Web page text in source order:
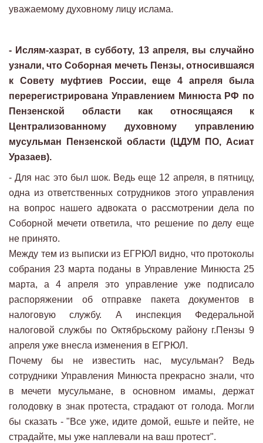
уважаемому духовному лицу ислама.
- Ислям-хазрат, в субботу, 13 апреля, вы случайно
узнали, что Соборная мечеть Пензы, относившаяся
к Совету муфтиев России, еще 4 апреля была
перерегистрирована Управлением Минюста РФ по
Пензенской области как относящаяся к
Централизованному духовному управлению
мусульман Пензенской области (ЦДУМ ПО, Асиат
Уразаев).
- Для нас это был шок. Ведь еще 12 апреля, в пятницу,
одна из ответственных сотрудников этого управления
на вопрос нашего адвоката о рассмотрении дела по
Соборной мечети ответила, что решение по делу еще
не принято.
Между тем из выписки из ЕГРЮЛ видно, что протоколы
собрания 23 марта поданы в Управление Минюста 25
марта, а 4 апреля это управление уже подписало
распоряжении об отправке пакета документов в
налоговую службу. А инспекция Федеральной
налоговой службы по Октябрьскому району г.Пензы 9
апреля уже внесла изменения в ЕГРЮЛ.
Почему бы не известить нас, мусульман? Ведь
сотрудники Управления Минюста прекрасно знали, что
в мечети мусульмане, в основном имамы, держат
голодовку в знак протеста, страдают от голода. Могли
бы сказать - "Все уже, идите домой, ешьте и пейте, не
страдайте, мы уже наплевали на ваш протест".